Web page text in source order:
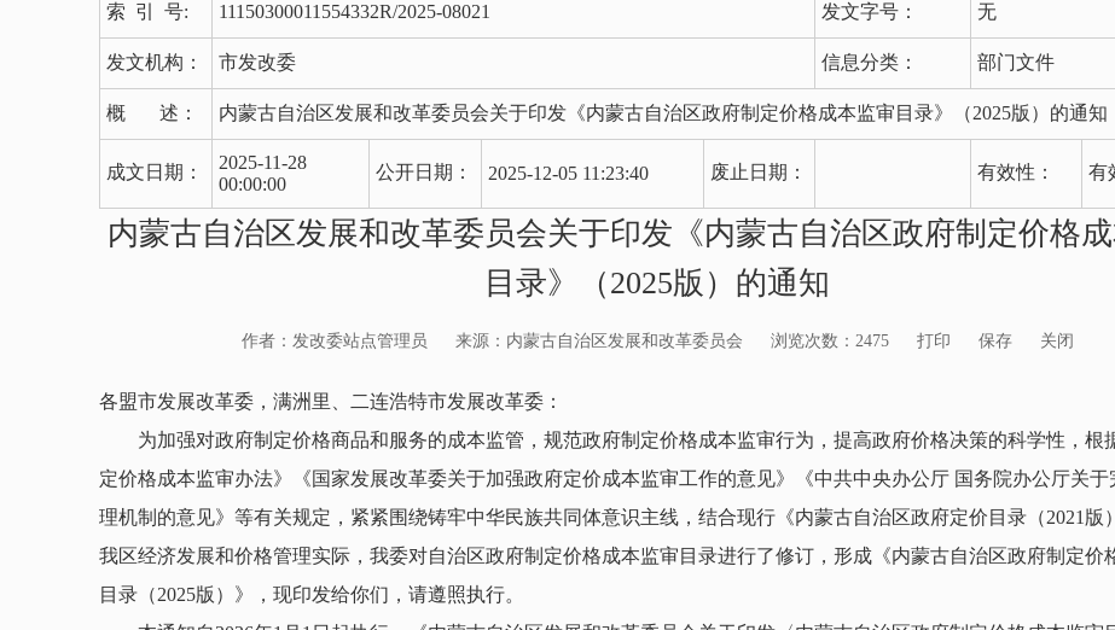
索 引 号: 11150300011554332R/2025-08021 发文字号： 无
发文机构： 市发改委 信息分类： 部门文件
概 述： 内蒙古自治区发展和改革委员会关于印发《内蒙古自治区政府制定价格成本监审目录》（2025版）的通知
成文日期：
2025-11-28
00:00:00
公开日期： 2025-12-05 11:23:40 废止日期： 有效性： 有
内蒙古自治区发展和改革委员会关于印发《内蒙古自治区政府制定价格
目录》（2025版）的通知
作者：发改委站点管理员 来源：内蒙古自治区发展和改革委员会 浏览次数： 2475 打印 保存 关闭
各盟市发展改革委，满洲里、二连浩特市发展改革委：
为加强对政府制定价格商品和服务的成本监管，规范政府制定价格成本监审行为，提高政府价格决策的科学性，根
定价格成本监审办法》《国家发展改革委关于加强政府定价成本监审工作的意见》《中共中央办公厅 国务院办公厅关于
理机制的意见》等有关规定，紧紧围绕铸牢中华民族共同体意识主线，结合现行《内蒙古自治区政府定价目录（2021版
我区经济发展和价格管理实际，我委对自治区政府制定价格成本监审目录进行了修订，形成《内蒙古自治区政府制定价
目录（2025版）》，现印发给你们，请遵照执行。